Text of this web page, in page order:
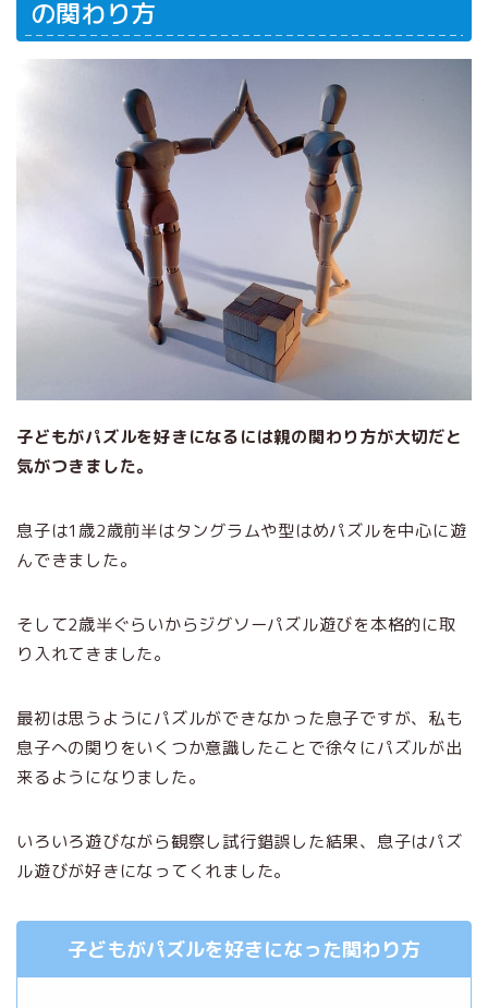
の関わり方
子どもがパズルを好きになるには親の関わり方が大切だと
気がつきました。
息子は1歳2歳前半はタングラムや型はめパズルを中心に遊
んできました。
そして2歳半ぐらいからジグソーパズル遊びを本格的に取
り入れてきました。
最初は思うようにパズルができなかった息子ですが、私も
息子への関りをいくつか意識したことで徐々にパズルが出
来るようになりました。
いろいろ遊びながら観察し試行錯誤した結果、息子はパズ
ル遊びが好きになってくれました。
子どもがパズルを好きになった関わり方